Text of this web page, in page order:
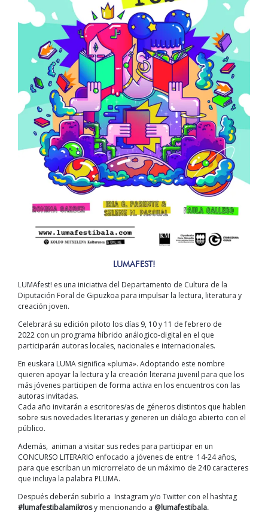
LUMAFEST!
LUMAfest! es una iniciativa del Departamento de Cultura de la
Diputación Foral de Gipuzkoa para impulsar la lectura, literatura y
creación joven.
Celebrará su edición piloto los días 9, 10 y 11 de febrero de
2022 con un programa híbrido análogico-digital en el que
participarán autoras locales, nacionales e internacionales.
En euskara LUMA significa «pluma». Adoptando este nombre
quieren apoyar la lectura y la creación literaria juvenil para que los
más jóvenes participen de forma activa en los encuentros con las
autoras invitadas.
Cada año invitarán a escritores/as de géneros distintos que hablen
sobre sus novedades literarias y generen un diálogo abierto con el
público.
Además, animan a visitar sus redes para participar en un
CONCURSO LITERARIO enfocado a jóvenes de entre 14-24 años,
para que escriban un microrrelato de un máximo de 240 caracteres
que incluya la palabra PLUMA.
Después deberán subirlo a Instagram y/o Twitter con el hashtag
#lumafestibalamikrosy mencionando a @lumafestibala.